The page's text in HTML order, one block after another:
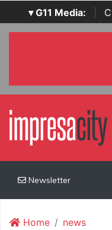
▾ G11 Media:
SecurityOpenLab |
Newsletter
Home
news